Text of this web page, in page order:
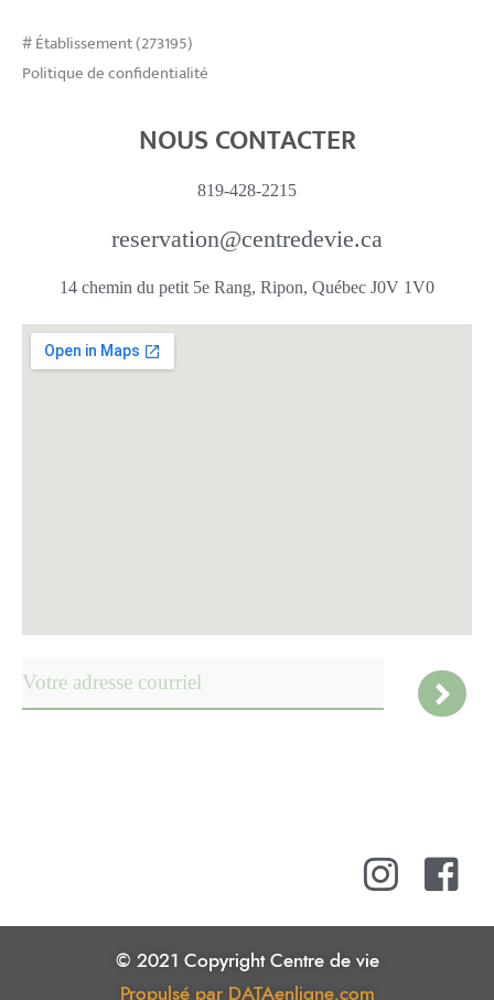
# Établissement (273195)
Politique de confidentialité
NOUS CONTACTER
819-428-2215
reservation@centredevie.ca
14 chemin du petit 5e Rang, Ripon, Québec J0V 1V0
© 2021 Copyright Centre de vie
Propulsé par DATAenligne.com